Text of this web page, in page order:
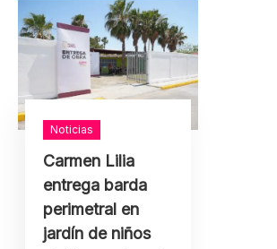
Noticias
Carmen Lilia
entrega barda
perimetral en
jardín de niños